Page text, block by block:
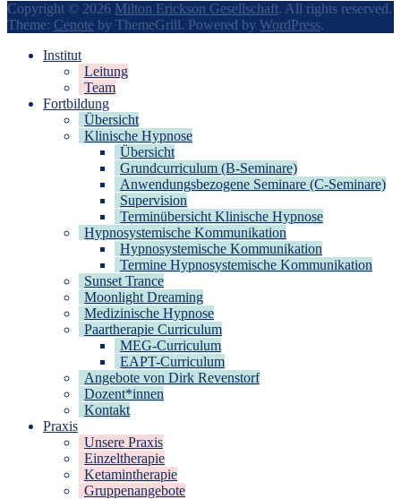
Copyright © 2026 Milton Erickson Gesellschaft. All rights reserved.
Theme: Cenote by ThemeGrill. Powered by WordPress.
Institut
Leitung
Team
Fortbildung
Übersicht
Klinische Hypnose
Übersicht
Grundcurriculum (B-Seminare)
Anwendungsbezogene Seminare (C-Seminare)
Supervision
Terminübersicht Klinische Hypnose
Hypnosystemische Kommunikation
Hypnosystemische Kommunikation
Termine Hypnosystemische Kommunikation
Sunset Trance
Moonlight Dreaming
Medizinische Hypnose
Paartherapie Curriculum
MEG-Curriculum
EAPT-Curriculum
Angebote von Dirk Revenstorf
Dozent*innen
Kontakt
Praxis
Unsere Praxis
Einzeltherapie
Ketamintherapie
Gruppenangebote